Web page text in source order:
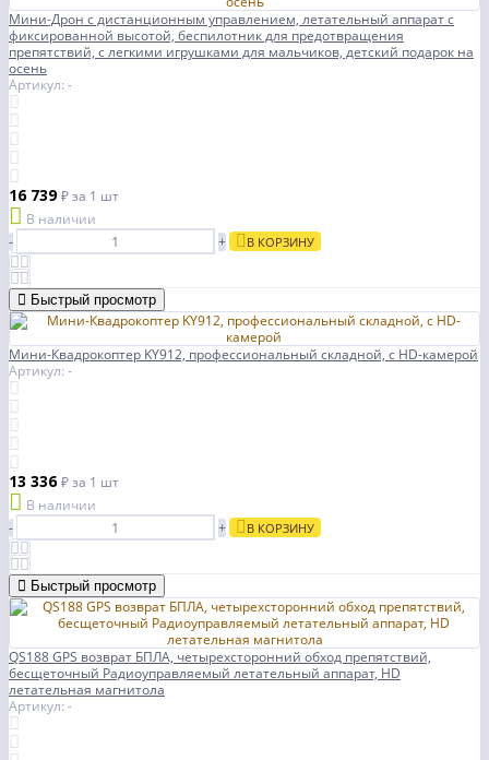
Мини-Дрон с дистанционным управлением, летательный аппарат с
фиксированной высотой, беспилотник для предотвращения
препятствий, с легкими игрушками для мальчиков, детский подарок на
осень
Артикул: -
16 739₽за 1 шт
В наличии
-
+ В КОРЗИНУ
Быстрый просмотр
Мини-Квадрокоптер KY912, профессиональный складной, с HD-камерой
Артикул: -
13 336₽за 1 шт
В наличии
-
+ В КОРЗИНУ
Быстрый просмотр
QS188 GPS возврат БПЛА, четырехсторонний обход препятствий,
бесщеточный Радиоуправляемый летательный аппарат, HD
летательная магнитола
Артикул: -